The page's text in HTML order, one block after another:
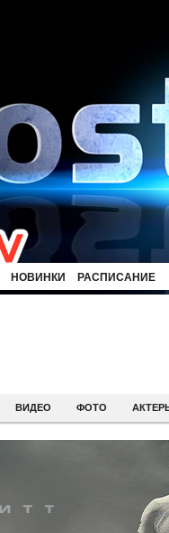
НОВИНКИ РАСПИСАНИЕ
ВИДЕО ФОТО